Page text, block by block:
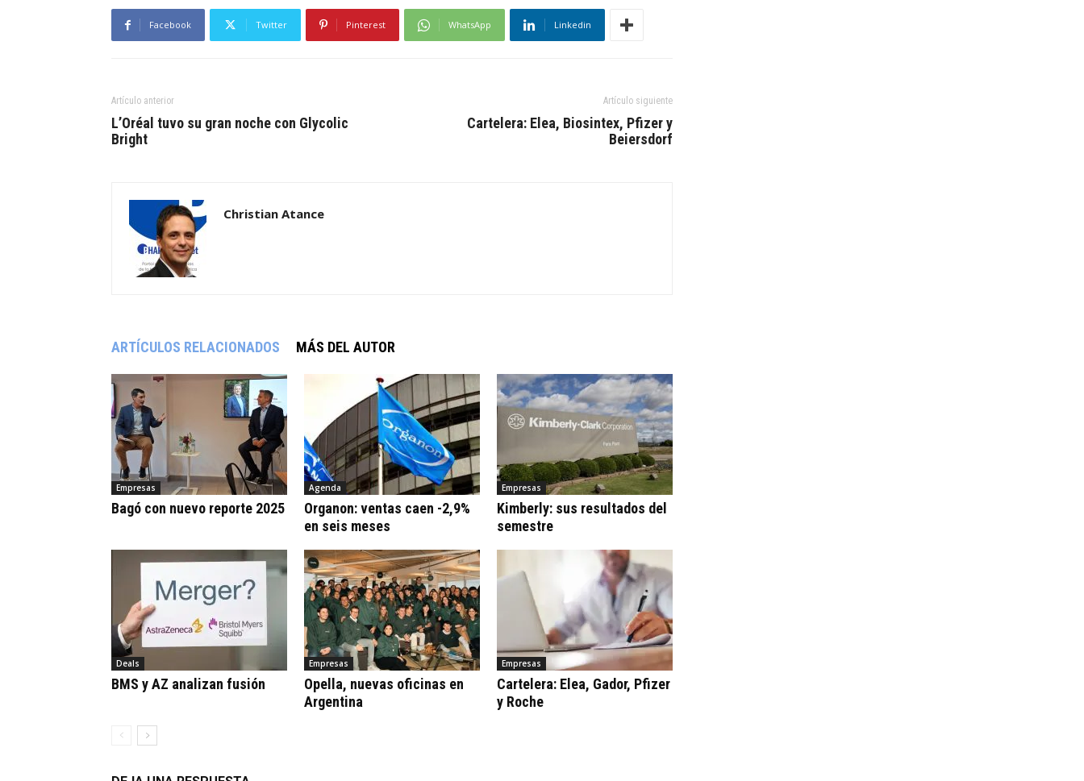
Facebook Twitter Pinterest WhatsApp Linkedin
Artículo anterior
L’Oréal tuvo su gran noche con Glycolic
Bright
Artículo siguiente
Cartelera: Elea, Biosintex, Pfizer y
Beiersdorf
Christian Atance
ARTÍCULOS RELACIONADOS MÁS DEL AUTOR
Empresas
Bagó con nuevo reporte 2025
Agenda
Organon: ventas caen -2,9%
en seis meses
Empresas
Kimberly: sus resultados del
semestre
Deals
BMS y AZ analizan fusión
Empresas
Opella, nuevas oficinas en
Argentina
Empresas
Cartelera: Elea, Gador, Pfizer
y Roche